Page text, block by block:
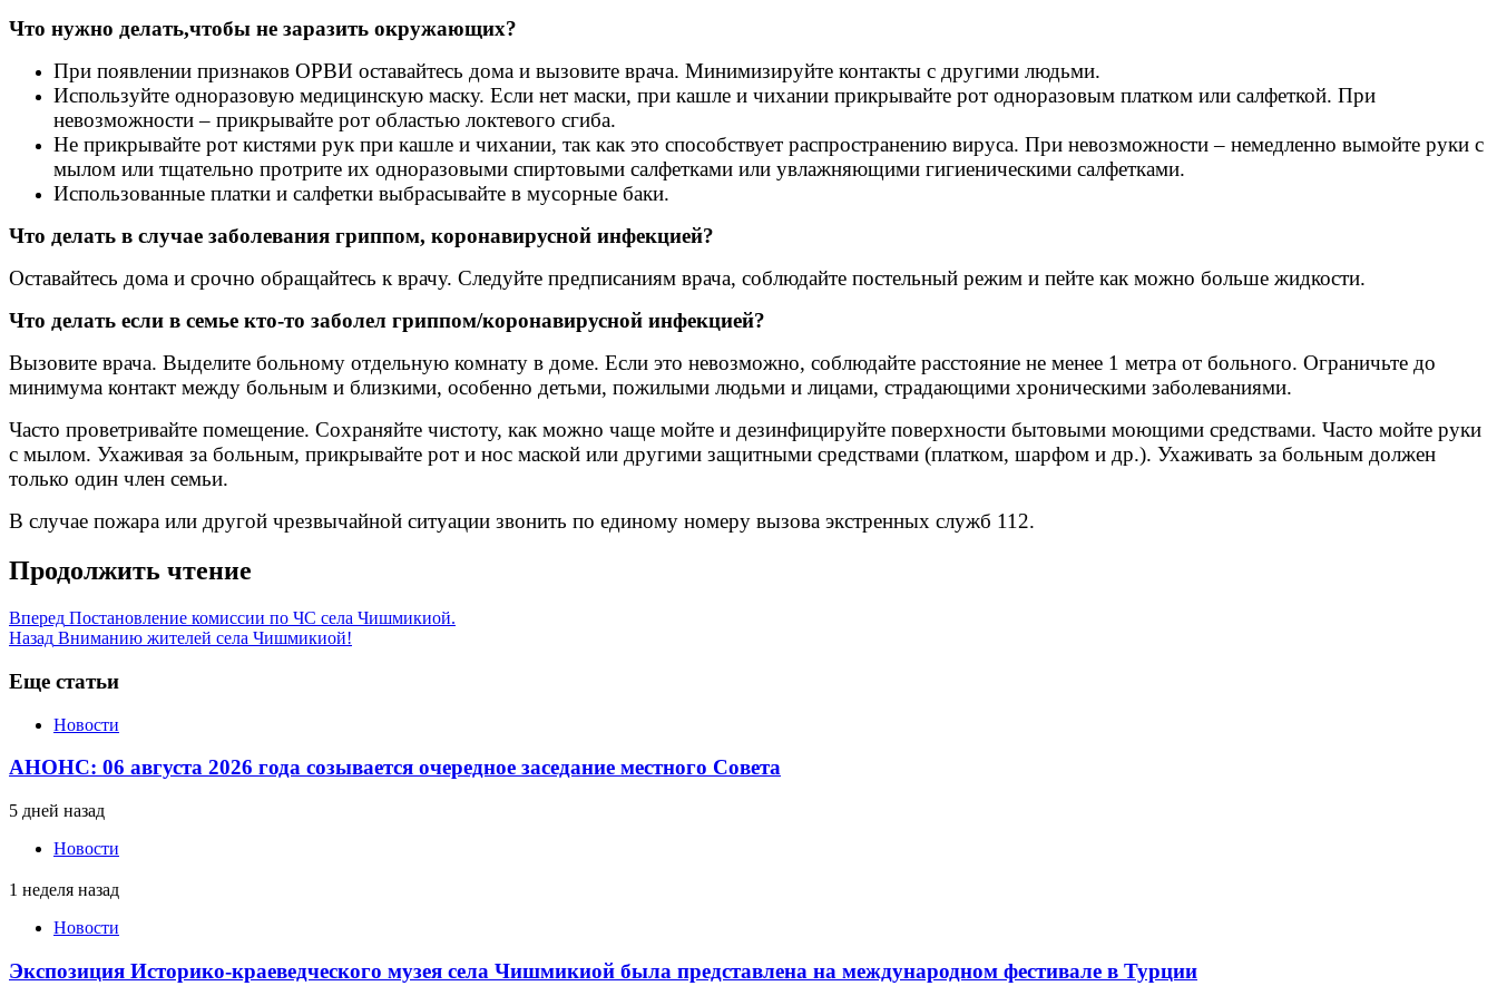
Что нужно делать,чтобы не заразить окружающих?
При появлении признаков ОРВИ оставайтесь дома и вызовите врача. Минимизируйте контакты с другими людьми.
Используйте одноразовую медицинскую маску. Если нет маски, при кашле и чихании прикрывайте рот одноразовым платком или салфеткой. При
невозможности – прикрывайте рот областью локтевого сгиба.
Не прикрывайте рот кистями рук при кашле и чихании, так как это способствует распространению вируса. При невозможности – немедленно вымойте руки с
мылом или тщательно протрите их одноразовыми спиртовыми салфетками или увлажняющими гигиеническими салфетками.
Использованные платки и салфетки выбрасывайте в мусорные баки.
Что делать в случае заболевания гриппом, коронавирусной инфекцией?
Оставайтесь дома и срочно обращайтесь к врачу. Следуйте предписаниям врача, соблюдайте постельный режим и пейте как можно больше жидкости.
Что делать если в семье кто-то заболел гриппом/коронавирусной инфекцией?
Вызовите врача. Выделите больному отдельную комнату в доме. Если это невозможно, соблюдайте расстояние не менее 1 метра от больного. Ограничьте до
минимума контакт между больным и близкими, особенно детьми, пожилыми людьми и лицами, страдающими хроническими заболеваниями.
Часто проветривайте помещение. Сохраняйте чистоту, как можно чаще мойте и дезинфицируйте поверхности бытовыми моющими средствами. Часто мойте руки
с мылом. Ухаживая за больным, прикрывайте рот и нос маской или другими защитными средствами (платком, шарфом и др.). Ухаживать за больным должен
только один член семьи.
В случае пожара или другой чрезвычайной ситуации звонить по единому номеру вызова экстренных служб 112.
Продолжить чтение
Вперед Постановление комиссии по ЧС села Чишмикиой.
Назад Вниманию жителей села Чишмикиой!
Еще статьи
Новости
АНОНС: 06 августа 2026 года созывается очередное заседание местного Совета
5 дней назад
Новости
1 неделя назад
Новости
Экспозиция Историко-краеведческого музея села Чишмикиой была представлена на международном фестивале в Турции